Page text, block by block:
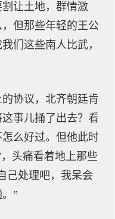
让土地，群情激
但那些年轻的王公
们这些南人比武，
协议，北齐朝廷肯
事儿捅了出去？看
么好过。但他此时
头痛看着地上那些
己处理吧，我呆会
”